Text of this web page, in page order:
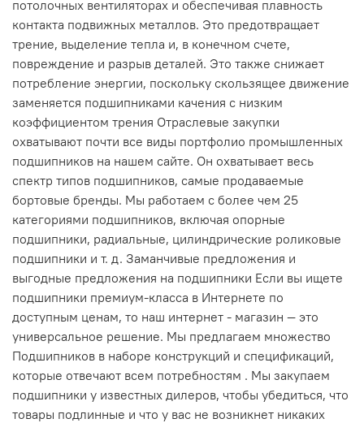
потолочных вентиляторах и обеспечивая плавность
контакта подвижных металлов. Это предотвращает
трение, выделение тепла и, в конечном счете,
повреждение и разрыв деталей. Это также снижает
потребление энергии, поскольку скользящее движение
заменяется подшипниками качения с низким
коэффициентом трения Отраслевые закупки
охватывают почти все виды портфолио промышленных
подшипников на нашем сайте. Он охватывает весь
спектр типов подшипников, самые продаваемые
бортовые бренды. Мы работаем с более чем 25
категориями подшипников, включая опорные
подшипники, радиальные, цилиндрические роликовые
подшипники и т. д. Заманчивые предложения и
выгодные предложения на подшипники Если вы ищете
подшипники премиум-класса в Интернете по
доступным ценам, то наш интернет - магазин — это
универсальное решение. Мы предлагаем множество
Подшипников в наборе конструкций и спецификаций,
которые отвечают всем потребностям . Мы закупаем
подшипники у известных дилеров, чтобы убедиться, что
товары подлинные и что у вас не возникнет никаких